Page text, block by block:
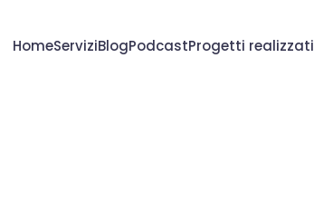
HomeServiziBlogPodcastProgetti realizzati